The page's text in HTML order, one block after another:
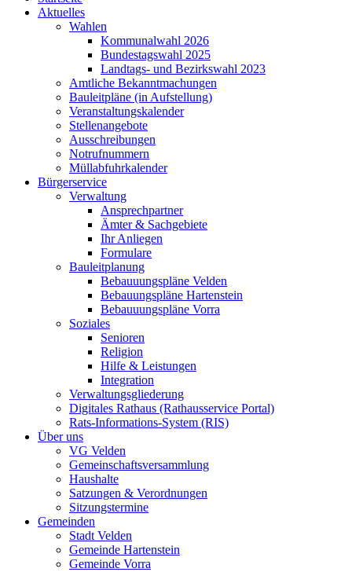
Aktuelles
Wahlen
Kommunalwahl 2026
Bundestagswahl 2025
Landtags- und Bezirkswahl 2023
Amtliche Bekanntmachungen
Bauleitpläne (in Aufstellung)
Veranstaltungskalender
Stellenangebote
Ausschreibungen
Notrufnummern
Müllabfuhrkalender
Bürgerservice
Verwaltung
Ansprechpartner
Ämter & Sachgebiete
Ihr Anliegen
Formulare
Bauleitplanung
Bebauuungspläne Velden
Bebauungspläne Hartenstein
Bebauuungspläne Vorra
Soziales
Senioren
Religion
Hilfe & Leistungen
Integration
Verwaltungsgliederung
Digitales Rathaus (Rathausservice Portal)
Rats-Informations-System (RIS)
Über uns
VG Velden
Gemeinschaftsversammlung
Haushalte
Satzungen & Verordnungen
Sitzungstermine
Gemeinden
Stadt Velden
Gemeinde Hartenstein
Gemeinde Vorra